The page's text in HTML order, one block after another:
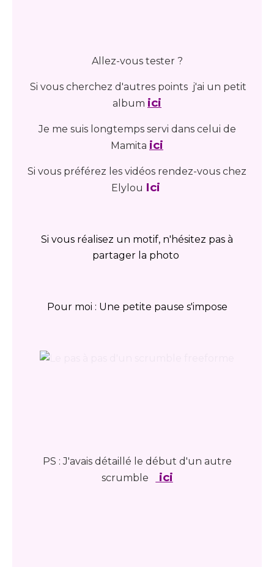
Allez-vous tester ?
Si vous cherchez d'autres points j'ai un petit
album ici
Je me suis longtemps servi dans celui de
Mamita ici
Si vous préférez les vidéos rendez-vous chez
Elylou Ici
Si vous réalisez un motif, n'hésitez pas à
partager la photo
Pour moi : Une petite pause s'impose
PS : J'avais détaillé le début d'un autre
scrumble
ici